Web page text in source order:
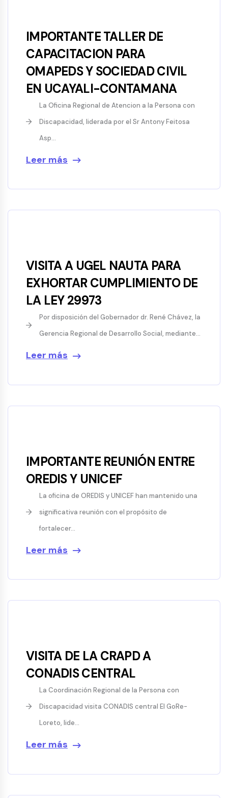
IMPORTANTE TALLER DE
CAPACITACION PARA
OMAPEDS Y SOCIEDAD CIVIL
EN UCAYALI-CONTAMANA
La Oficina Regional de Atencion a la Persona con
Discapacidad, liderada por el Sr Antony Feitosa
Asp...
Leer más
VISITA A UGEL NAUTA PARA
EXHORTAR CUMPLIMIENTO DE
LA LEY 29973
Por disposición del Gobernador dr. René Chávez, la
Gerencia Regional de Desarrollo Social, mediante...
Leer más
IMPORTANTE REUNIÓN ENTRE
OREDIS Y UNICEF
La oficina de OREDIS y UNICEF han mantenido una
significativa reunión con el propósito de
fortalecer...
Leer más
VISITA DE LA CRAPD A
CONADIS CENTRAL
La Coordinación Regional de la Persona con
Discapacidad visita CONADIS central El GoRe-
Loreto, lide...
Leer más